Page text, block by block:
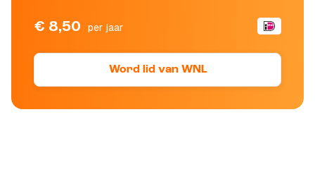
€ 8,50 per jaar
Word lid van WNL